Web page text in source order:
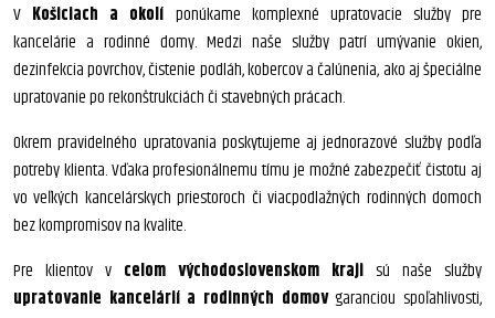
V Košiciach a okolí ponúkame komplexné upratovacie služby pre
kancelárie a rodinné domy. Medzi naše služby patrí umývanie okien,
dezinfekcia povrchov, čistenie podláh, kobercov a čalúnenia, ako aj špeciálne
upratovanie po rekonštrukciách či stavebných prácach.
Okrem pravidelného upratovania poskytujeme aj jednorazové služby podľa
potreby klienta. Vďaka profesionálnemu tímu je možné zabezpečiť čistotu aj
vo veľkých kancelárskych priestoroch či viacpodlažných rodinných domoch
bez kompromisov na kvalite.
Pre klientov v celom východoslovenskom kraji sú naše služby
upratovanie kancelárií a rodinných domovgaranciou spoľahlivosti,